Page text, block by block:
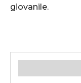
giovanile.